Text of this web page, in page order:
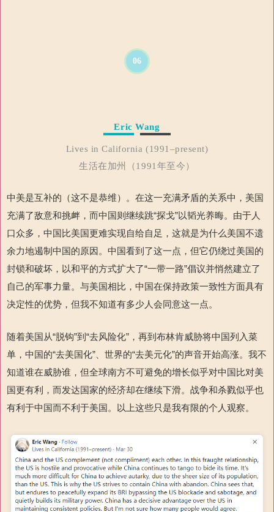
06
Eric Wang
Lives in California (1991–present)
生活在加州（1991年至今）
中美是互补的（这不是恭维）。在这一充满矛盾的关系中，美国
充满了敌意和挑衅，而中国则继续跳“探戈”以韬光养晦。由于人
口众多，中国比美国更难实现自给自足，这就是为什么美国不遗
余力地遏制中国的原因。中国看到了这一点，但它仍绕过美国的
封锁和破坏，以和平的方式扩大了“一带一路”倡议并悄然建立了
自己的军事力量。与美国相比，中国在保持政策一致性方面具有
决定性的优势，但我不知道有多少人会同意这一点。
随着美国从“脱钩”到“去风险化”，再到布林肯威胁将中国列入菜
单，中国的“去美国化”、世界的“去美元化”的声音开始高涨。我不
知道谁在威胁谁，但全球南方不可避免的增长似乎对中国比对美
国更有利，而发达国家的经济却在继续下滑。战争和杀戮似乎也
有利于中国而不利于美国。以上这些只是我有限的个人观察。